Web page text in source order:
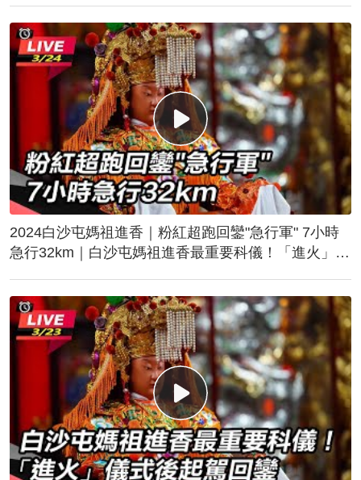
2024白沙屯媽祖進香｜粉紅超跑回鑾"急行軍" 7小時
急行32km｜白沙屯媽祖進香最重要科儀！「進火」儀